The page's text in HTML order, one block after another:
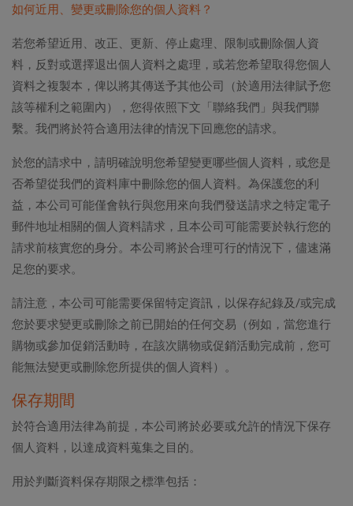
如何近用、變更或刪除您的個人資料？
若您希望近用、改正、更新、停止處理、限制或刪除個人資
料，反對或選擇退出個人資料之處理，或若您希望取得您個人
資料之複製本，俾以將其傳送予其他公司（於適用法律賦予您
該等權利之範圍內），您得依照下文「聯絡我們」與我們聯
繫。我們將於符合適用法律的情況下回應您的請求。
於您的請求中，請明確說明您希望變更哪些個人資料，或您是
否希望從我們的資料庫中刪除您的個人資料。為保護您的利
益，本公司可能僅會執行與您用來向我們發送請求之特定電子
郵件地址相關的個人資料請求，且本公司可能需要於執行您的
請求前核實您的身分。本公司將於合理可行的情況下，儘速滿
足您的要求。
請注意，本公司可能需要保留特定資訊，以保存紀錄及/或完成
您於要求變更或刪除之前已開始的任何交易（例如，當您進行
購物或參加促銷活動時，在該次購物或促銷活動完成前，您可
能無法變更或刪除您所提供的個人資料）。
保存期間
於符合適用法律為前提，本公司將於必要或允許的情況下保存
個人資料，以達成資料蒐集之目的。
用於判斷資料保存期限之標準包括：